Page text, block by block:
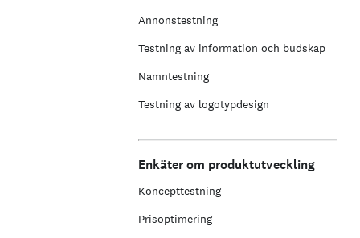
Annonstestning
Testning av information och budskap
Namntestning
Testning av logotypdesign
Enkäter om produktutveckling
Koncepttestning
Prisoptimering